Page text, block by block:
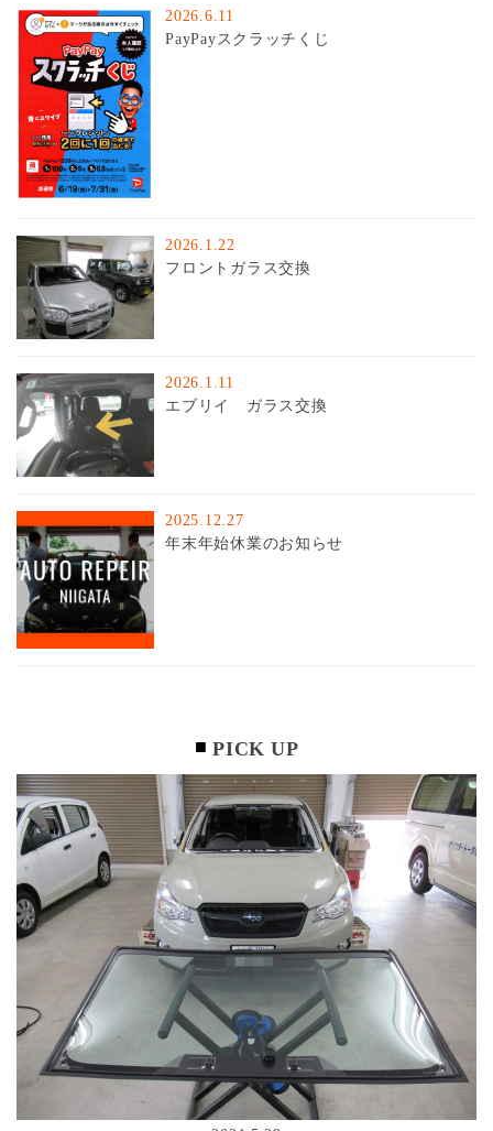
2026.6.11
PayPayスクラッチくじ
2026.1.22
フロントガラス交換
2026.1.11
エブリイ ガラス交換
2025.12.27
年末年始休業のお知らせ
PICK UP